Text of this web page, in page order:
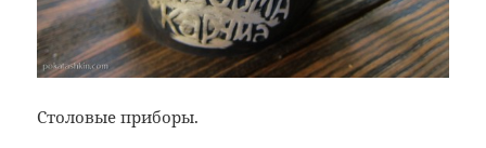
Столовые приборы.